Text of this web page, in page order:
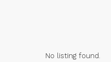
No listing found.